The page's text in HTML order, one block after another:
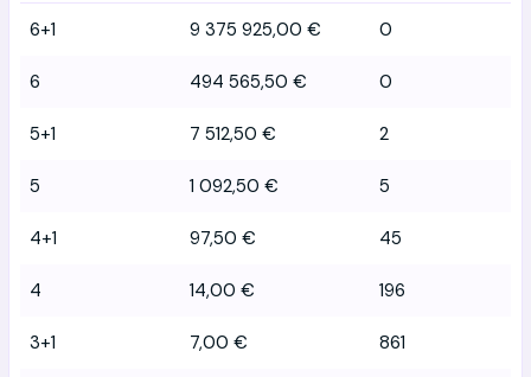
6+1 9 375 925,00 € 0
6 494 565,50 € 0
5+1 7 512,50 € 2
5 1 092,50 € 5
4+1 97,50 € 45
4 14,00 € 196
3+1 7,00 € 861